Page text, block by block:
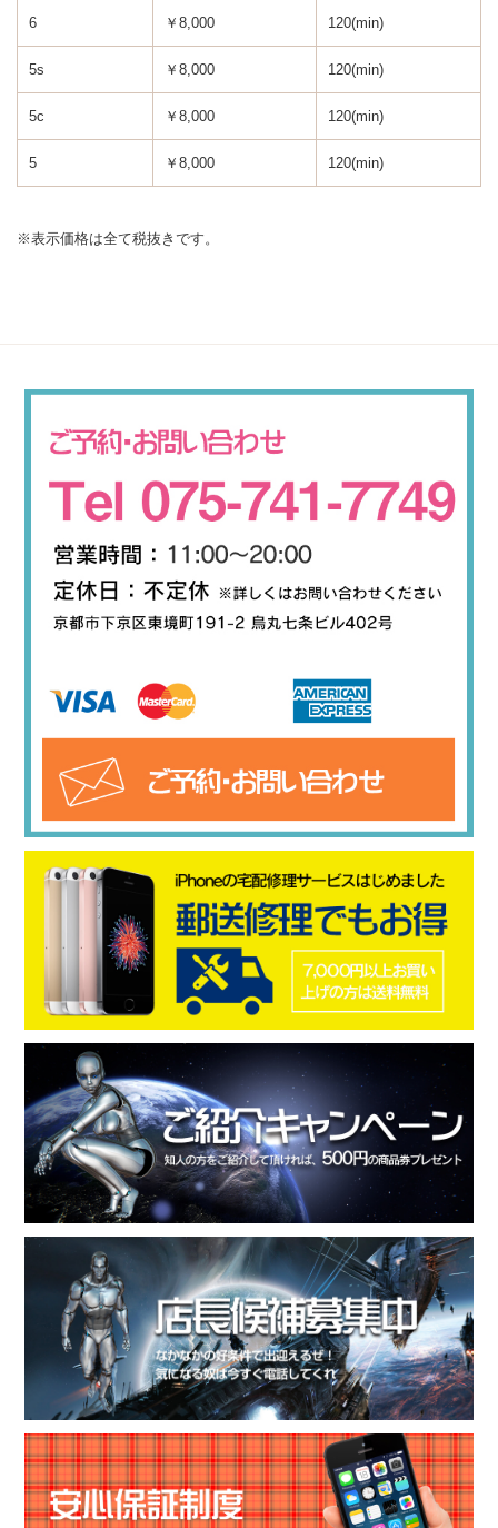
6 ￥8,000 120(min)
5s ￥8,000 120(min)
5c ￥8,000 120(min)
5 ￥8,000 120(min)
※表示価格は全て税抜きです。